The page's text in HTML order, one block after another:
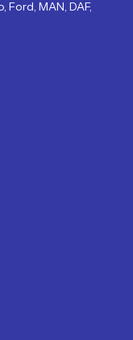
Ford, MAN, DAF,